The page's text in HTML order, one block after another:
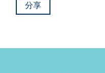
分享